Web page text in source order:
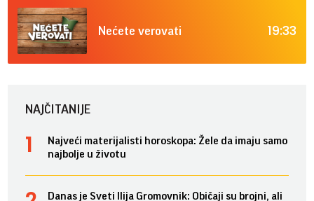
Nećete verovati 19:33
NAJČITANIJE
Najveći materijalisti horoskopa: Žele da imaju samo
najbolje u životu
Danas je Sveti Ilija Gromovnik: Običaji su brojni, ali